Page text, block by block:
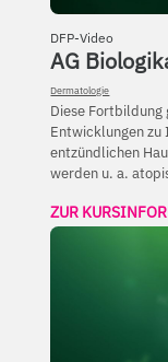
DFP-Video
AG
Dermatologie
Diese
Entwicklungen zu
entzündlichen
werden u. a.
ZUR